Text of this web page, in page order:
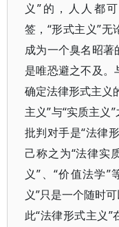
义”的，人人都
签，“形式主义”
成为一个臭名昭
是唯恐避之不及
确定法律形式主义
主义”与“实质主义
批判对手是“法律
己称之为“法律实
义”、“价值法学
义”只是一个随时
此“法律形式主义